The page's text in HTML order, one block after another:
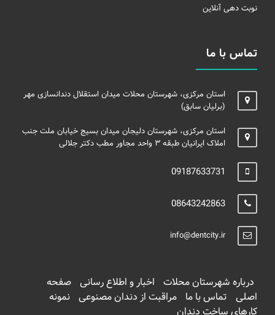
نوبت دهی آنلاین
تماس با ما
استان مرکزی، شهرستان محلات میدان استقلال دندانسازی مهر
(برلیان سابق)
استان مرکزی، شهرستان دلیجان میدان بسیج خیابان ملت جنب
املاک ایرانیان طبقه ۳ واحد مجاور مطب دکتر جلالی
09187633731
08643242863
info@dentcity.ir
درباره شهرستان محلات اخبار و اطلاع رسانی صفحه
اصلی تماس با ما مراقبت از دندان مصنوعی نمونه
کارهای ساخت دندان